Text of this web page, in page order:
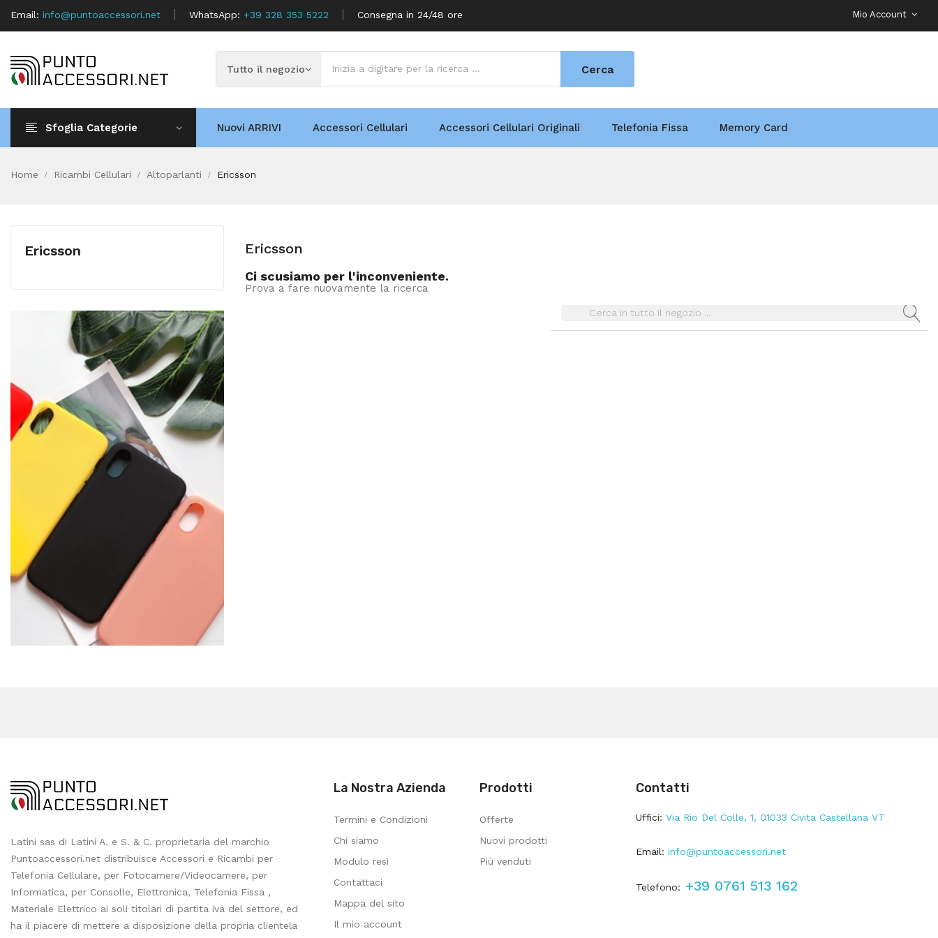
Email: info@puntoaccessori.net WhatsApp: +39 328 353 5222 Consegna in 24/48 ore Mio Account
Cerca
Sfoglia Categorie Nuovi ARRIVI Accessori Cellulari Accessori Cellulari Originali Telefonia Fissa Memory Card
Home Ricambi Cellulari Altoparlanti Ericsson
Ericsson Ericsson
Ci scusiamo per l'inconveniente.
Prova a fare nuovamente la ricerca
Latini sas di Latini A. e S. & C. proprietaria del marchio
Puntoaccessori.net distribuisce Accessori e Ricambi per
Telefonia Cellulare, per Fotocamere/Videocamere, per
Informatica, per Consolle, Elettronica, Telefonia Fissa ,
Materiale Elettrico ai soli titolari di partita iva del settore, ed
ha il piacere di mettere a disposizione della propria clientela
La Nostra Azienda
Termini e Condizioni
Chi siamo
Modulo resi
Contattaci
Mappa del sito
Il mio account
Prodotti
Offerte
Nuovi prodotti
Più venduti
Contatti
Uffici: Via Rio Del Colle, 1, 01033 Civita Castellana VT
Email: info@puntoaccessori.net
Telefono: +39 0761 513 162